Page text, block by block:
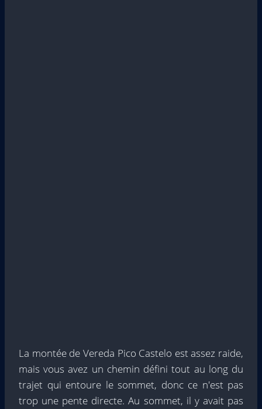
La montée de Vereda Pico Castelo est assez raide,
mais vous avez un chemin défini tout au long du
trajet qui entoure le sommet, donc ce n'est pas
trop une pente directe. Au sommet, il y avait pas